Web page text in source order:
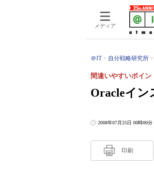
メディア
＠IT 自分戦略研究所
Oracleイン
間違いやすいポイン
2008年07月25日 00時00分
印刷